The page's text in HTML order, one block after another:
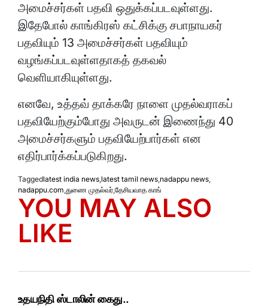
அமைச்சர்கள் பதவி ஒதுக்கப்படவுள்ளது.
இதேபோல் காங்கிரஸ் கட்சிக்கு சபாநாயகர்
பதவியும் 13 அமைச்சர்கள் பதவியும்
வழங்கப்படவுள்ளதாகத் தகவல்
வெளியாகியுள்ளது.
எனவே, உத்தவ் தாக்கரே நாளை முதல்வராகப்
பதவியேற்கும்போது அவருடன் இணைந்து 40
அமைச்சர்களும் பதவியேற்பார்கள் என
எதிர்பார்க்கப்படுகிறது.
Taggedlatest india news,latest tamil news,nadappu news,
nadappu.com,துணை முதல்வர்,தேசியவாத காங்
YOU MAY ALSO
LIKE
உதயநிதி ஸ்டாலின் கைது..